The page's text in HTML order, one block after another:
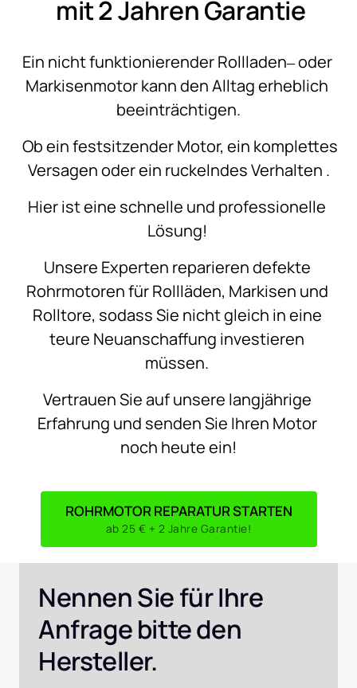
mit 2 Jahren Garantie
Ein nicht funktionierender Rollladen‒
oder
Markisenmotor kann den Alltag
beeinträchtigen.
Ob ein festsitzender Motor, ein
Versagen oder ein ruckelndes Verhalten .
Hier ist eine schnelle und
Lösung!
Unsere Experten reparieren
Rohrmotoren für Rollläden, Markisen
Rolltore, sodass Sie nicht gleich in
teure Neuanschaffung
müssen.
Vertrauen Sie auf unsere
Erfahrung und senden Sie Ihren
Motor
noch heute ein!
ROHRMOTOR REPARATUR STARTEN
ab 25 € + 2 Jahre Garantie!
Nennen Sie für Ihre
Anfrage bitte den
Hersteller.